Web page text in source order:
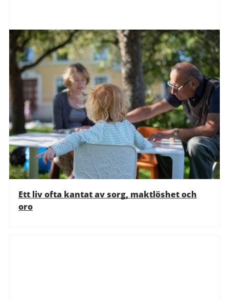
Ett liv ofta kantat av sorg, maktlöshet och
oro